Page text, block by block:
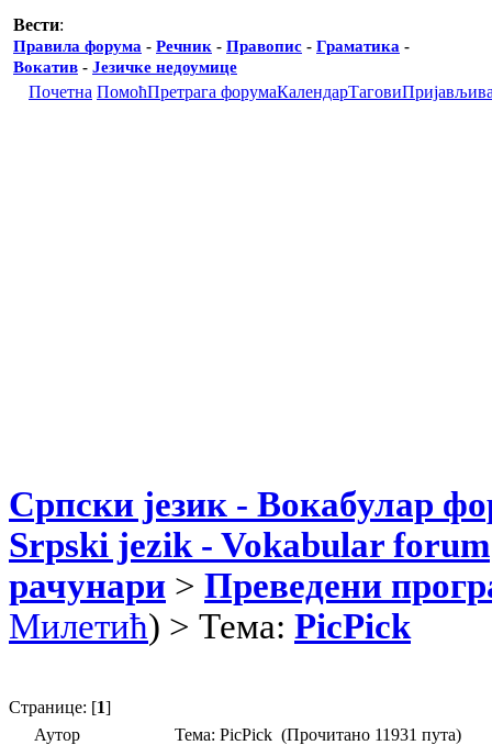
Вести:
Правила форума - Речник - Правопис - Граматика -
Вокатив - Језичке недоумице
Почетна ПомоћПретрага форумаКалендарТагови
Српски језик - Вокабулар
Srpski jezik - Vokabular forum
рачунари > Преведени
Милетић) > Тема: PicPick
Странице: [1]
Аутор
Тема: PicPick (Прочитано 11931 пута)